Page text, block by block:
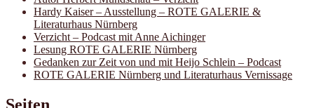
Hardy Kaiser – Ausstellung – ROTE GALERIE &
Literaturhaus Nürnberg
Verzicht – Podcast mit Anne Aichinger
Lesung ROTE GALERIE Nürnberg
Gedanken zur Zeit von und mit Heijo Schlein – Podcast
ROTE GALERIE Nürnberg und Literaturhaus Vernissage